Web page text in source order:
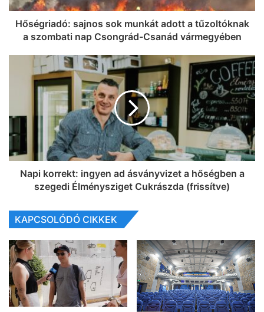
Hőségriadó: sajnos sok munkát adott a tűzoltóknak
a szombati nap Csongrád-Csanád vármegyében
Napi korrekt: ingyen ad ásványvizet a hőségben a
szegedi Élménysziget Cukrászda (frissítve)
KAPCSOLÓDÓ CIKKEK